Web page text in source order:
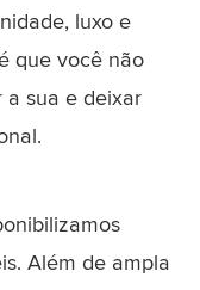
luxo e
que você não
a sua e deixar
Além de ampla